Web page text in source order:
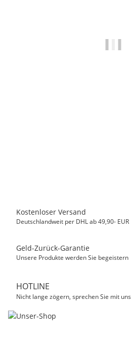
Kostenloser Versand
Deutschlandweit per DHL ab 49,90- EUR
Geld-Zurück-Garantie
Unsere Produkte werden Sie begeistern
HOTLINE
Nicht lange zögern, sprechen Sie mit uns